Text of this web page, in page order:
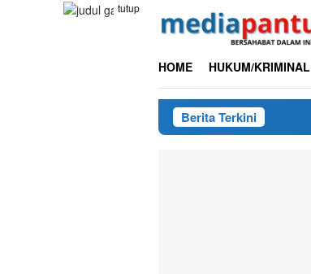
tutup
HOME HUKUM/KRIMINAL
Berita Terkini